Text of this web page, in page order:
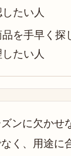
たい人
を手早く探
たい人
ンに欠かせ
く、用途に